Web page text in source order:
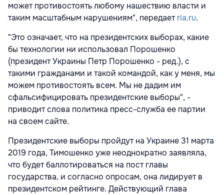
может противостоять любому нашествию власти и
таким масштабным нарушениям", передаетria.ru.
"Это означает, что на президентских выборах, какие
бы технологии ни использовал Порошенко
(президент Украины Петр Порошенко - ред.), с
такими гражданами и такой командой, как у меня, мы
можем противостоять всем. Мы не дадим им
сфальсифицировать президентские выборы", -
приводит слова политика пресс-служба ее партии
на своем сайте.
Президентские выборы пройдут на Украине 31 марта
2019 года, Тимошенко уже неоднократно заявляла,
что будет баллотироваться на пост главы
государства, и согласно опросам, она лидирует в
президентском рейтинге. Действующий глава